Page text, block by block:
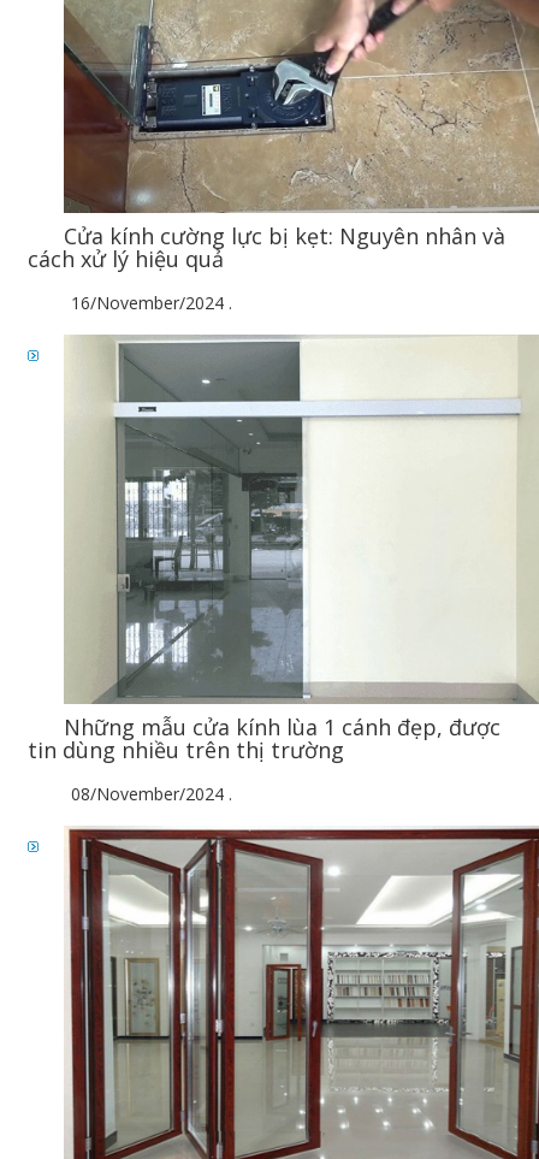
Cửa kính cường lực bị kẹt: Nguyên nhân và
cách xử lý hiệu quả
16/November/2024 .
Những mẫu cửa kính lùa 1 cánh đẹp, được
tin dùng nhiều trên thị trường
08/November/2024 .